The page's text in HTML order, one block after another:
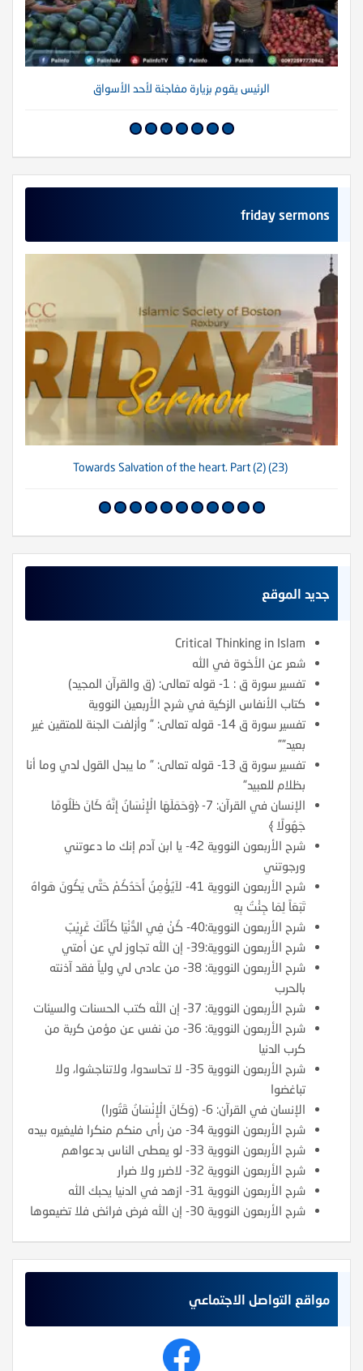
الرئيس يقوم بزيارة مفاجئة لأحد الأسواق
friday sermons
(23) Towards Salvation of the heart. Part (2)
جديد الموقع
Critical Thinking in Islam
شعر عن الأخوة في الله
تفسير سورة ق : 1- قوله تعالى: (ق والقرآن المجيد)
كتاب الأنفاس الزكية في شرح الأربعين النووية
تفسير سورة ق 14- قوله تعالى: ” وأزلفت الجنة للمتقين غير
بعيد””
تفسير سورة ق 13- قوله تعالى: ” ما يبدل القول لدي وما أنا
بظلام للعبيد”
الإنسان في القرآن: 7- ﴿وَحَمَلَهَا الْإِنْسَانُ إِنَّهُ كَانَ ظَلُومًا
جَهُولًا ﴾
شرح الأربعون النووية 42- يا ابن آدم إنك ما دعوتني
ورجوتني
شرح الأربعون النووية 41- لاَيُؤْمِنُ أَحَدُكُمْ حَتَّى يَكُونَ هَواهُ
تَبَعَاً لِمَا جِئْتُ بِهِ
شرح الأربعون النووية:40- كُنْ فِي الدُّنْيَا كَأَنَّكَ غَرِيْبٌ
شرح الأربعون النووية:39- إن الله تجاوز لي عن أمتي
شرح الأربعون النووية: 38- من عادى لي ولياً فقد آذنته
بالحرب
شرح الأربعون النووية: 37- إن الله كتب الحسنات والسيئات
شرح الأربعون النووية: 36- من نفس عن مؤمن كربة من
كرب الدنيا
شرح الأربعون النووية 35- لا تحاسدوا، ولاتناجشوا، ولا
تباغضوا
الإنسان في القرآن: 6- (وَكَانَ الْإِنْسَانُ قَتُورا)
شرح الأربعون النووية 34- من رأى منكم منكرا فليغيره بيده
شرح الأربعون النووية 33- لو يعطى الناس بدعواهم
شرح الأربعون النووية 32- لاضرر ولا ضرار
شرح الأربعون النووية 31- ازهد في الدنيا يحبك الله
شرح الأربعون النووية 30- إن الله فرض فرائض فلا تضيعوها
مواقع التواصل الاجتماعي